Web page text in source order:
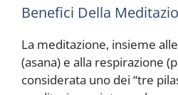
Benefici Della
La meditazione, insieme
(asana) e alla respirazione
considerata uno dei “tre